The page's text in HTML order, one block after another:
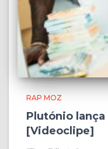
RAP MOZ
Plutónio lança
[Videoclipe]